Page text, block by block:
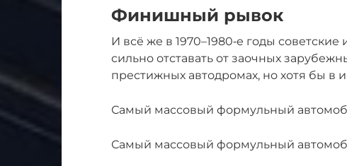
Финишный рывок
И всё же в 1970–1980‑е годы
сильно отставать от заочных
престижных автодромах, но хотя бы в
Самый массовый формульный
Самый массовый формульный